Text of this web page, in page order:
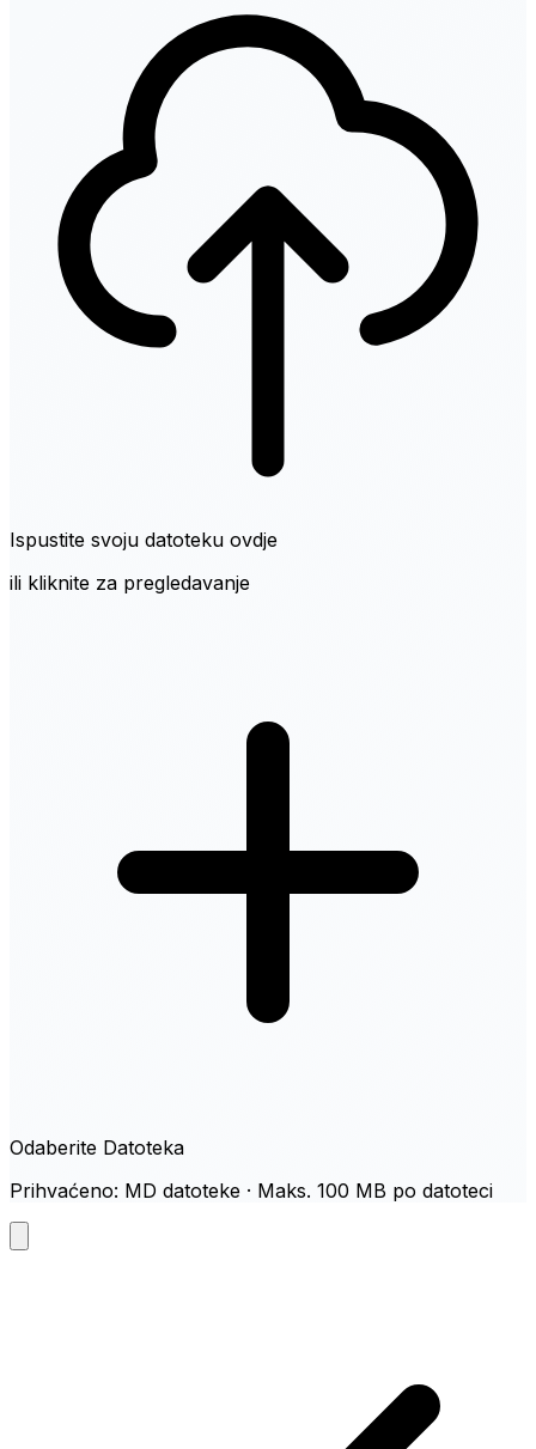
Ispustite svoju datoteku ovdje
ili kliknite za pregledavanje
Odaberite Datoteka
Prihvaćeno: MD datoteke · Maks. 100 MB po datoteci